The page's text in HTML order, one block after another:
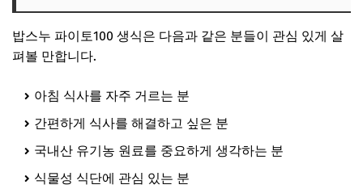
밥스누 파이토100 생식은 다음과 같은 분들이 관심 있게 살
펴볼 만합니다.
아침 식사를 자주 거르는 분
간편하게 식사를 해결하고 싶은 분
국내산 유기농 원료를 중요하게 생각하는 분
식물성 식단에 관심 있는 분